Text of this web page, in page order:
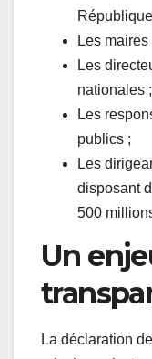
Les maires
Les
nationales ;
Les
publics ;
Les
disposant
500
Un
La déclaration